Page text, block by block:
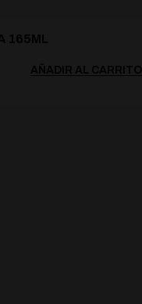
165ML
AÑADIR AL CARRITO